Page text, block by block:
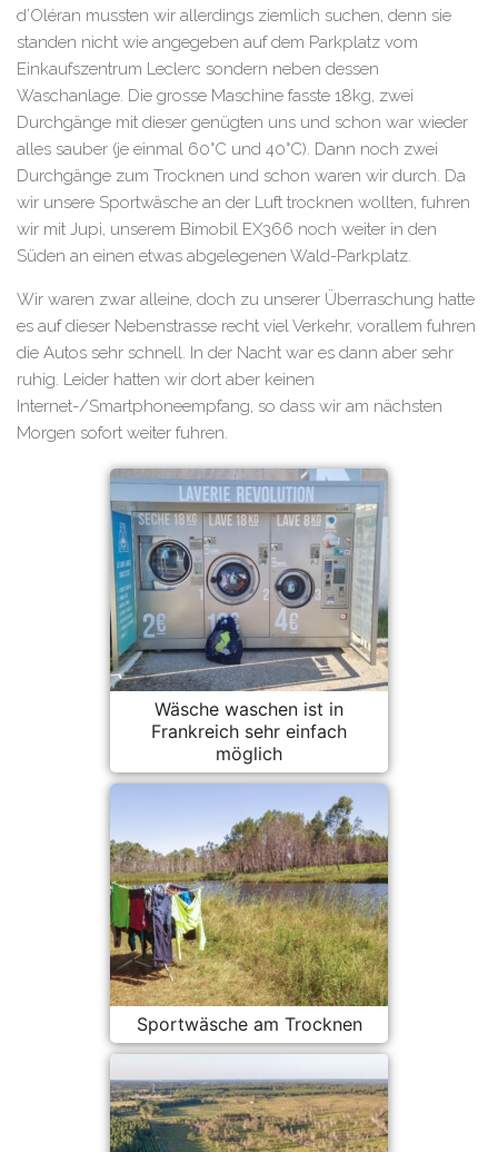
d’Oléran mussten wir allerdings ziemlich suchen, denn sie
standen nicht wie angegeben auf dem Parkplatz vom
Einkaufszentrum Leclerc sondern neben dessen
Waschanlage. Die grosse Maschine fasste 18kg, zwei
Durchgänge mit dieser genügten uns und schon war wieder
alles sauber (je einmal 60°C und 40°C). Dann noch zwei
Durchgänge zum Trocknen und schon waren wir durch. Da
wir unsere Sportwäsche an der Luft trocknen wollten, fuhren
wir mit Jupi, unserem Bimobil EX366 noch weiter in den
Süden an einen etwas abgelegenen Wald-Parkplatz.
Wir waren zwar alleine, doch zu unserer Überraschung hatte
es auf dieser Nebenstrasse recht viel Verkehr, vorallem fuhren
die Autos sehr schnell. In der Nacht war es dann aber sehr
ruhig. Leider hatten wir dort aber keinen
Internet-/Smartphoneempfang, so dass wir am nächsten
Morgen sofort weiter fuhren.
Wäsche waschen ist in
Frankreich sehr einfach
möglich
Sportwäsche am Trocknen